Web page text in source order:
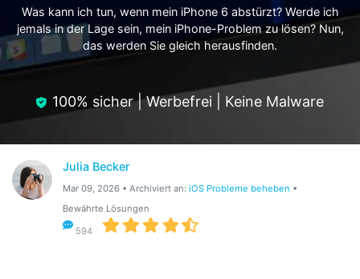
Shop
Support
Full Toolkit anzeigen >
Ressourcen & Lernen
Hilfe und Unterstützung erhalten
Android 16 FRP-Umgehung
Anmelden
Suchen
Was kann ich tun, wenn mein iPhone 6 abstürzt? Werde ich
jemals in der Lage sein, mein iPhone-Problem zu lösen? Nun,
das werden Sie gleich herausfinden.
100% sicher | Werbefrei | Keine Malware
Julia Becker
Mar 09, 2026 • Archiviert an: iOS Probleme beheben •
Bewährte Lösungen
594